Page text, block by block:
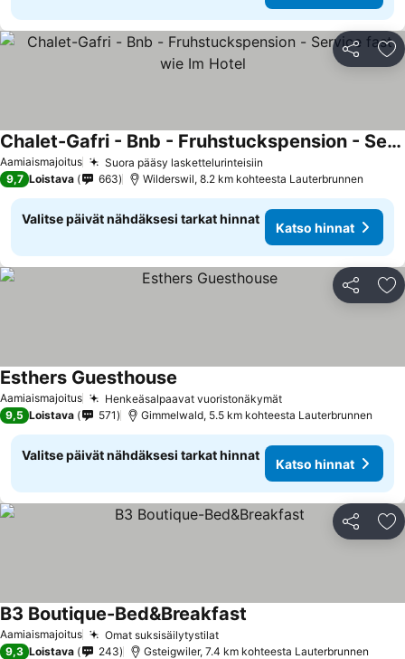
Jaa
Aamiaismajoitus Suora pääsy laskettelurinteisiin
Chalet-Gafri - Bnb - Fruhstuckspension - Service fast wie Im Hotel
9,7 Loistava 663 Wilderswil, 8.2 km kohteesta Lauterbrunnen
Valitse päivät nähdäksesi tarkat hinnat
Katso hinnat
Jaa
Aamiaismajoitus Henkeäsalpaavat vuoristonäkymät
Esthers Guesthouse
9,5 Loistava 571 Gimmelwald, 5.5 km kohteesta Lauterbrunnen
Valitse päivät nähdäksesi tarkat hinnat
Katso hinnat
Jaa
Aamiaismajoitus Omat suksisäilytystilat
B3 Boutique-Bed&Breakfast
9,3 Loistava 243 Gsteigwiler, 7.4 km kohteesta Lauterbrunnen